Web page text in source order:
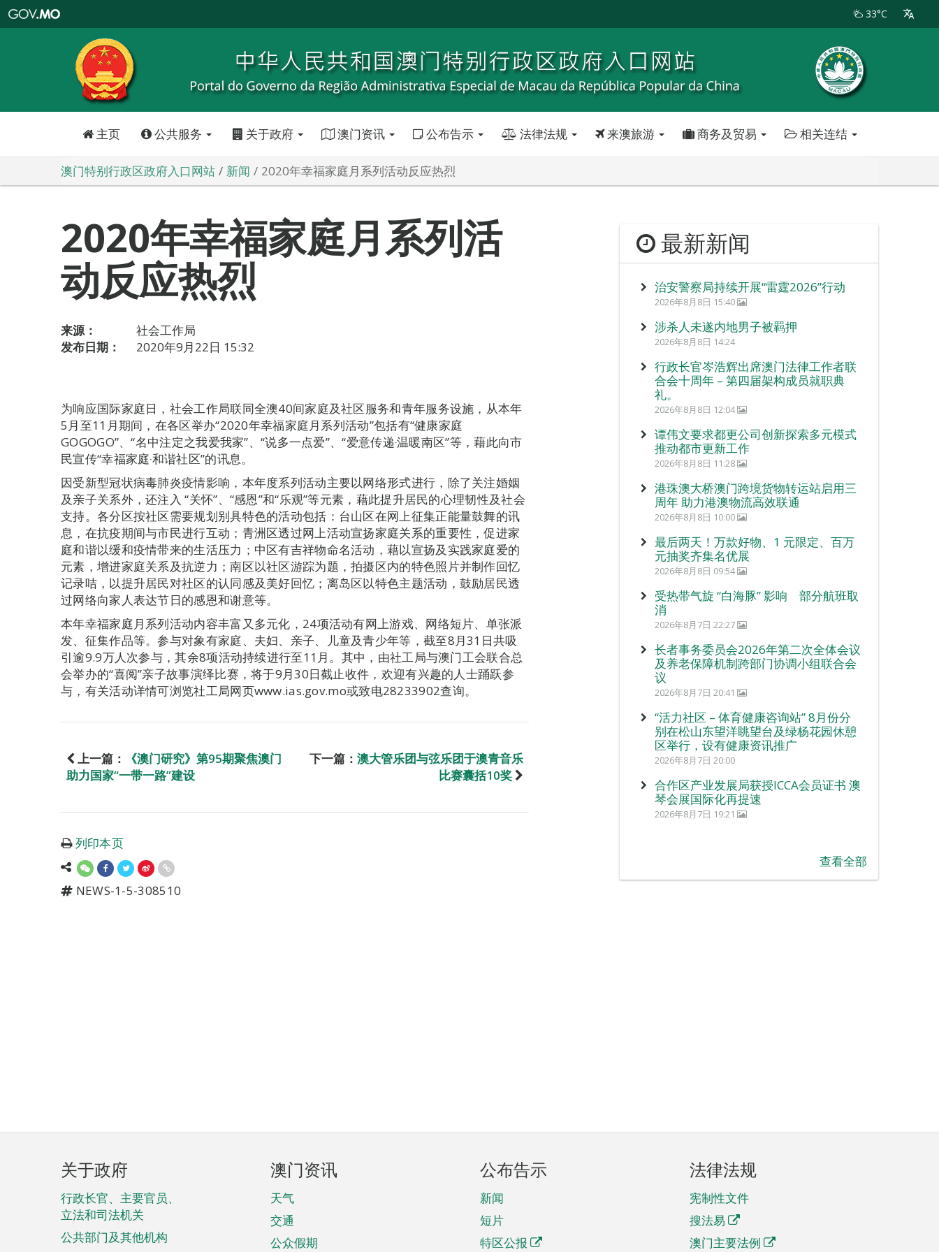
特
政
区
政
口
33°C
主页 公共服务 关于政府 澳门资讯 公布告示 法律法规 来澳旅游 商务及贸易 相关连结
澳门特别行政区政府入口网站 新闻 2020年幸福家庭月系列活动反应热烈
2020年幸福家庭月系列活
动反应热烈
来源：
社会工作局
发布日期：
2020年9月22日 15:32
为响应国际家庭日，社会工作局联同全澳40间家庭及社区服务和青年服务设施，从本年
5月至11月期间，在各区举办“2020年幸福家庭月系列活动”包括有“健康家庭
GOGOGO”、“名中注定之我爱我家”、“说多一点爱”、“爱意传递‧温暖南区”等，藉此向市
民宣传“幸福家庭‧和谐社区”的讯息。
因受新型冠状病毒肺炎疫情影响，本年度系列活动主要以网络形式进行，除了关注婚姻
及亲子关系外，还注入 “关怀”、“感恩”和“乐观”等元素，藉此提升居民的心理韧性及社会
支持。各分区按社区需要规划别具特色的活动包括：台山区在网上征集正能量鼓舞的讯
息，在抗疫期间与市民进行互动；青洲区透过网上活动宣扬家庭关系的重要性，促进家
庭和谐以缓和疫情带来的生活压力；中区有吉祥物命名活动，藉以宣扬及实践家庭爱的
元素，增进家庭关系及抗逆力；南区以社区游踪为题，拍摄区内的特色照片并制作回忆
记录咭，以提升居民对社区的认同感及美好回忆；离岛区以特色主题活动，鼓励居民透
过网络向家人表达节日的感恩和谢意等。
本年幸福家庭月系列活动内容丰富又多元化，24项活动有网上游戏、网络短片、单张派
发、征集作品等。参与对象有家庭、夫妇、亲子、儿童及青少年等，截至8月31日共吸
引逾9.9万人次参与，其余8项活动持续进行至11月。其中，由社工局与澳门工会联合总
会举办的“喜阅”亲子故事演绎比赛，将于9月30日截止收件，欢迎有兴趣的人士踊跃参
与，有关活动详情可浏览社工局网页www.ias.gov.mo或致电28233902查询。
上一篇：
《澳门研究》第95期聚焦澳门
助力国家“一带一路”建设
下一篇： 澳大管乐团与弦乐团于澳青音乐
比赛囊括10奖
列印本页
NEWS-1-5-308510
最新新闻
治安警察局持续开展“雷霆2026”行动
2026年8月8日 15:40
涉杀人未遂内地男子被羁押
2026年8月8日 14:24
行政长官岑浩辉出席澳门法律工作者联
合会十周年 – 第四届架构成员就职典
礼。
2026年8月8日 12:04
谭伟文要求都更公司创新探索多元模式
推动都市更新工作
2026年8月8日 11:28
港珠澳大桥澳门跨境货物转运站启用三
周年 助力港澳物流高效联通
2026年8月8日 10:00
最后两天！万款好物、1 元限定、百万
元抽奖齐集名优展
2026年8月8日 09:54
受热带气旋 “白海豚” 影响 部分航班取
消
2026年8月7日 22:27
长者事务委员会2026年第二次全体会议
及养老保障机制跨部门协调小组联合会
议
2026年8月7日 20:41
“活力社区 – 体育健康咨询站” 8月份分
别在松山东望洋眺望台及绿杨花园休憩
区举行，设有健康资讯推广
2026年8月7日 20:00
合作区产业发展局获授ICCA会员证书 澳
琴会展国际化再提速
2026年8月7日 19:21
查看全部
页
脚
菜
单
关于政府
行政长官、主要官员、
立法和司法机关
公共部门及其他机构
澳门资讯
天气
交通
公众假期
公布告示
新闻
短片
特区公报
法律法规
宪制性文件
搜法易
澳门主要法例